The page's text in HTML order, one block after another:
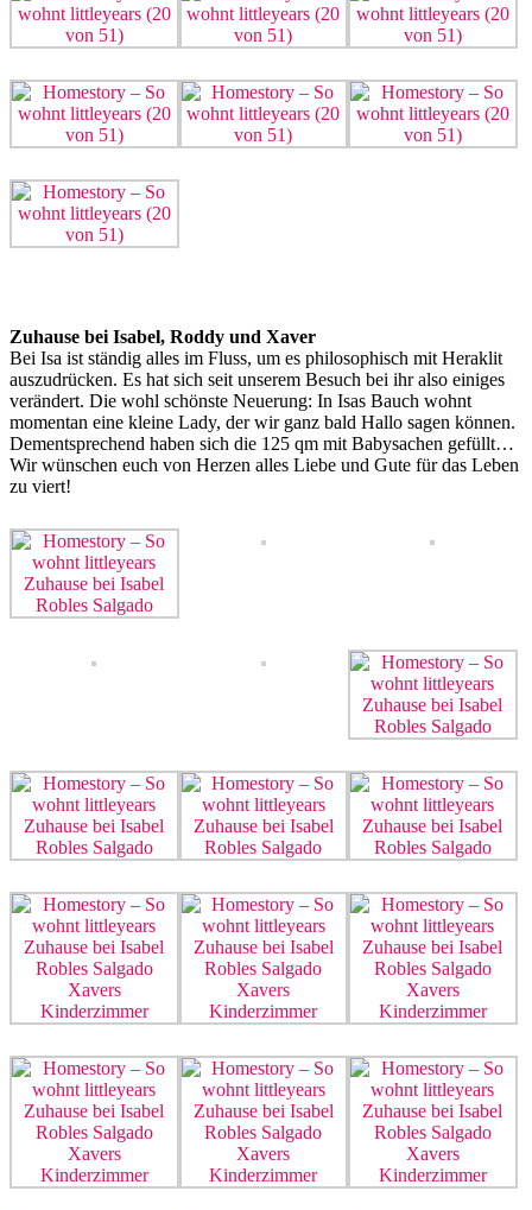
Zuhause bei Isabel, Roddy und Xaver
Bei Isa ist ständig alles im Fluss, um es philosophisch mit Heraklit
auszudrücken. Es hat sich seit unserem Besuch bei ihr also einiges
verändert. Die wohl schönste Neuerung: In Isas Bauch wohnt
momentan eine kleine Lady, der wir ganz bald Hallo sagen können.
Dementsprechend haben sich die 125 qm mit Babysachen gefüllt…
Wir wünschen euch von Herzen alles Liebe und Gute für das Leben
zu viert!